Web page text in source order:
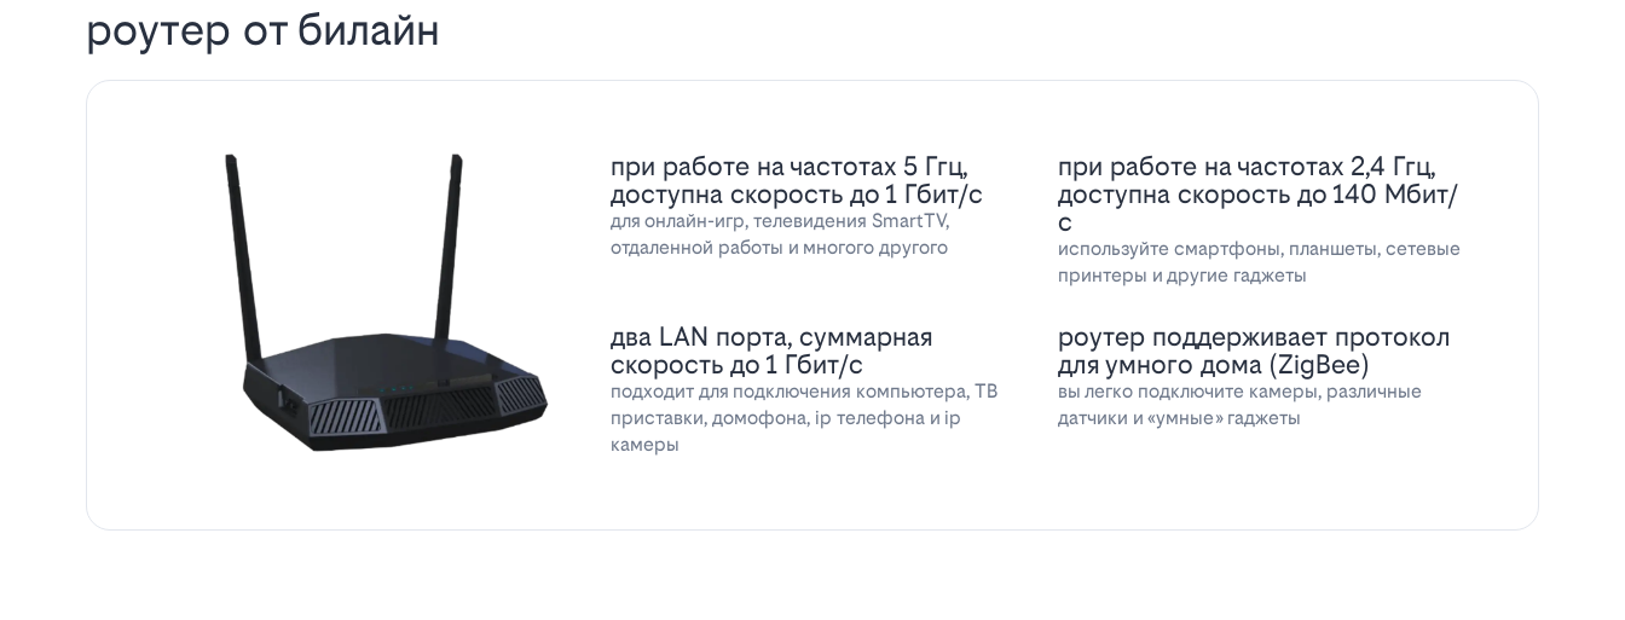
роутер от билайн
при работе на частотах 5 Ггц,
доступна скорость до 1 Гбит/с
для онлайн-игр, телевидения SmartTV,
отдаленной работы и многого другого
при работе на частотах 2,4 Ггц,
доступна скорость до 140 Мбит/
с
используйте смартфоны, планшеты, сетевые
принтеры и другие гаджеты
два LAN порта, суммарная
скорость до 1 Гбит/с
подходит для подключения компьютера, ТВ
приставки, домофона, ip телефона и ip
камеры
роутер поддерживает протокол
для умного дома (ZigBee)
вы легко подключите камеры, различные
датчики и «умные» гаджеты